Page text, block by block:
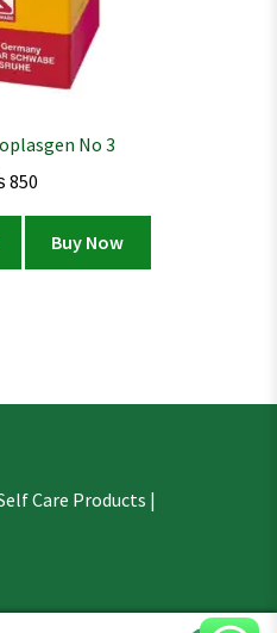
No 3
850
Buy Now
Care Products |